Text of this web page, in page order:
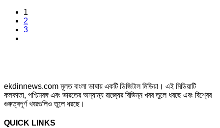
1
2
3
ekdinnews.com মূলত বাংলা ভাষায় একটি ডিজিটাল মিডিয়া। এই মিডিয়াটি
কলকাতা, পশ্চিমবঙ্গ এবং ভারতের অন্যান্য রাজ্যের বিভিন্ন খবর তুলে ধরছে এবং বিশ্বের
গুরুত্বপূর্ণ খবরগুলিও তুলে ধরছে।
QUICK LINKS